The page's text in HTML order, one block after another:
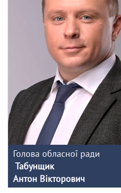
Голова обласної ради
Табунщик
Антон Вікторович